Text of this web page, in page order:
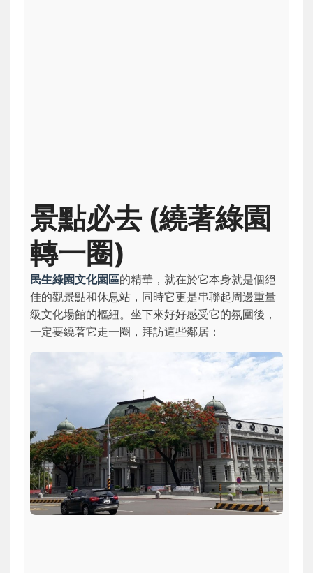
景點必去 (繞著綠園
轉一圈)
民生綠園文化園區的精華，就在於它本身就是個絕
佳的觀景點和休息站，同時它更是串聯起周邊重量
級文化場館的樞紐。坐下來好好感受它的氛圍後，
一定要繞著它走一圈，拜訪這些鄰居：